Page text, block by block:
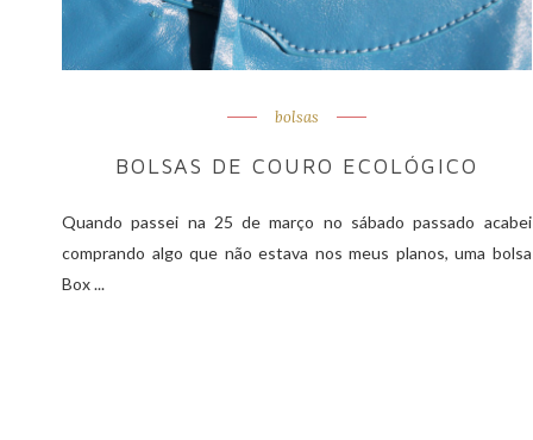
bolsas
BOLSAS DE COURO ECOLÓGICO
Quando passei na 25 de março no sábado passado acabei
comprando algo que não estava nos meus planos, uma bolsa
Box ...